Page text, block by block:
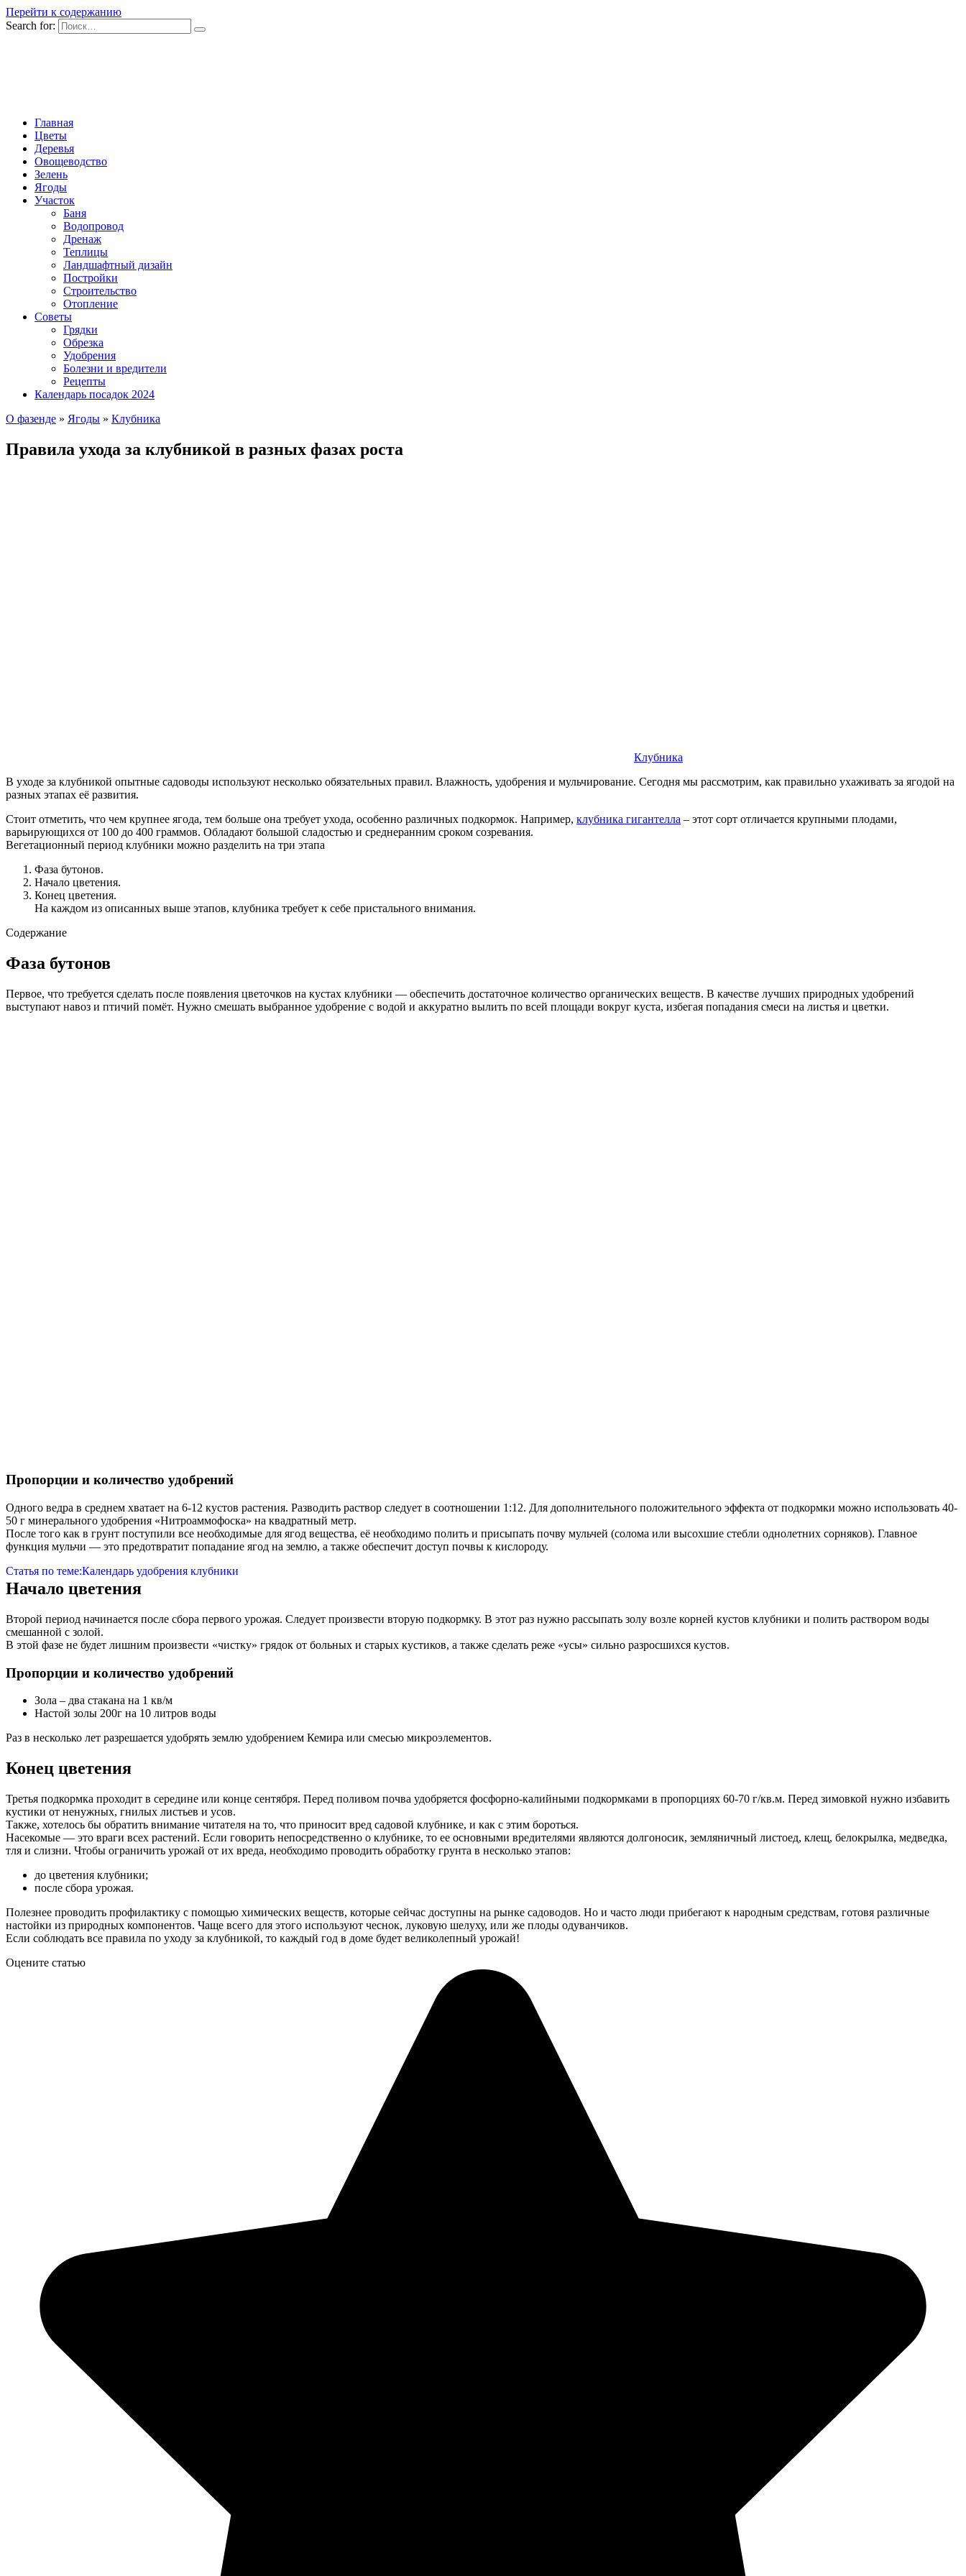
Перейти к содержанию
Search for:
Главная
Цветы
Деревья
Овощеводство
Зелень
Ягоды
Участок
Баня
Водопровод
Дренаж
Теплицы
Ландшафтный дизайн
Постройки
Строительство
Отопление
Советы
Грядки
Обрезка
Удобрения
Болезни и вредители
Рецепты
Календарь посадок 2024
О фазенде » Ягоды » Клубника
Правила ухода за клубникой в разных фазах роста
Клубника
В уходе за клубникой опытные садоводы используют несколько обязательных правил. Влажность, удобрения и мульчирование. Сегодня мы рассмотрим, как правильно ухаживать за ягодой на
разных этапах её развития.
Стоит отметить, что чем крупнее ягода, тем больше она требует ухода, особенно различных подкормок. Например, клубника гигантелла – этот сорт отличается крупными плодами,
варьирующихся от 100 до 400 граммов. Обладают большой сладостью и среднеранним сроком созревания.
Вегетационный период клубники можно разделить на три этапа
Фаза бутонов.
Начало цветения.
Конец цветения.
На каждом из описанных выше этапов, клубника требует к себе пристального внимания.
Содержание
Фаза бутонов
Первое, что требуется сделать после появления цветочков на кустах клубники — обеспечить достаточное количество органических веществ. В качестве лучших природных удобрений
выступают навоз и птичий помёт. Нужно смешать выбранное удобрение с водой и аккуратно вылить по всей площади вокруг куста, избегая попадания смеси на листья и цветки.
Пропорции и количество удобрений
Одного ведра в среднем хватает на 6-12 кустов растения. Разводить раствор следует в соотношении 1:12. Для дополнительного положительного эффекта от подкормки можно использовать 40-
50 г минерального удобрения «Нитроаммофоска» на квадратный метр.
После того как в грунт поступили все необходимые для ягод вещества, её необходимо полить и присыпать почву мульчей (солома или высохшие стебли однолетних сорняков). Главное
функция мульчи — это предотвратит попадание ягод на землю, а также обеспечит доступ почвы к кислороду.
Статья по теме:Календарь удобрения клубники
Начало цветения
Второй период начинается после сбора первого урожая. Следует произвести вторую подкормку. В этот раз нужно рассыпать золу возле корней кустов клубники и полить раствором воды
смешанной с золой.
В этой фазе не будет лишним произвести «чистку» грядок от больных и старых кустиков, а также сделать реже «усы» сильно разросшихся кустов.
Пропорции и количество удобрений
Зола – два стакана на 1 кв/м
Настой золы 200г на 10 литров воды
Раз в несколько лет разрешается удобрять землю удобрением Кемира или смесью микроэлементов.
Конец цветения
Третья подкормка проходит в середине или конце сентября. Перед поливом почва удобряется фосфорно-калийными подкормками в пропорциях 60-70 г/кв.м. Перед зимовкой нужно избавить
кустики от ненужных, гнилых листьев и усов.
Также, хотелось бы обратить внимание читателя на то, что приносит вред садовой клубнике, и как с этим бороться.
Насекомые — это враги всех растений. Если говорить непосредственно о клубнике, то ее основными вредителями являются долгоносик, земляничный листоед, клещ, белокрылка, медведка,
тля и слизни. Чтобы ограничить урожай от их вреда, необходимо проводить обработку грунта в несколько этапов:
до цветения клубники;
после сбора урожая.
Полезнее проводить профилактику с помощью химических веществ, которые сейчас доступны на рынке садоводов. Но и часто люди прибегают к народным средствам, готовя различные
настойки из природных компонентов. Чаще всего для этого используют чеснок, луковую шелуху, или же плоды одуванчиков.
Если соблюдать все правила по уходу за клубникой, то каждый год в доме будет великолепный урожай!
Оцените статью